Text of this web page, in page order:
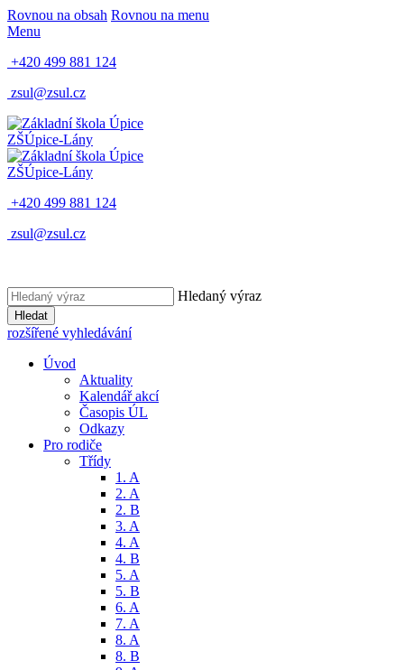
Rovnou na obsah Rovnou na menu
Menu
+420 499 881 124
zsul@zsul.cz
ZŠÚpice-Lány
ZŠÚpice-Lány
+420 499 881 124
zsul@zsul.cz
Hledaný výraz
Hledat
rozšířené vyhledávání
Úvod
Aktuality
Kalendář akcí
Časopis ÚL
Odkazy
Pro rodiče
Třídy
1. A
2. A
2. B
3. A
4. A
4. B
5. A
5. B
6. A
7. A
8. A
8. B